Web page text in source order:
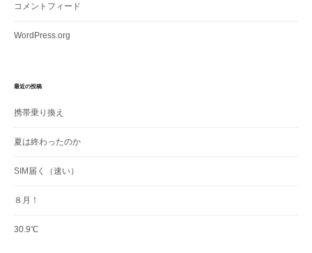
コメントフィード
WordPress.org
最近の投稿
携帯乗り換え
夏は終わったのか
SIM届く（速い）
８月！
30.9℃